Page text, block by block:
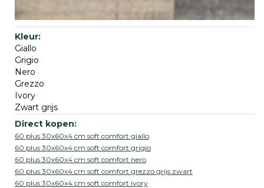
Giallo
Grigio
Nero
Grezzo
Ivory
Zwart grijs
60 plus 30x60x4 cm soft comfort giallo
60 plus 30x60x4 cm soft comfort grigio
60 plus 30x60x4 cm soft comfort nero
60 plus 30x60x4 cm soft comfort grezzo grijs zwart
60 plus 30x60x4 cm soft comfort ivory